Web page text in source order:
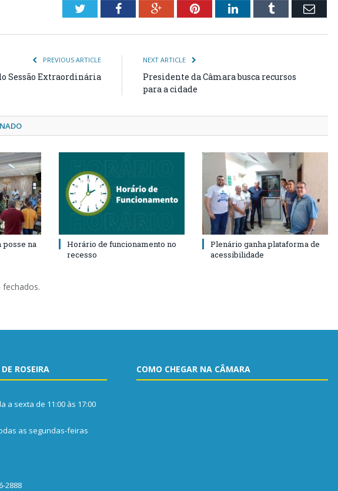
TwitterFacebookGoogle+PinterestLinkedInTumblr Email
PREVIOUS ARTICLE
Sessão Extraordinária
NEXT ARTICLE
Presidente da Câmara busca recursos
para a cidade
na
Horário de funcionamento no
recesso
Plenário ganha plataforma de
acessibilidade
ROSEIRA
a sexta de 11:00 às 17:00
as segundas-feiras
2888
COMO CHEGAR NA CÂMARA